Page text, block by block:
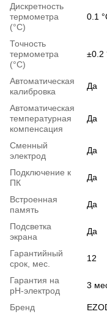
Дискретность
термометра
(°C)
0.1
Точность
термометра
(°C)
±0.2
Автоматическая
калибровка
Да
Автоматическая
температурная
компенсация
Да
Сменный
электрод
Да
Подключение к
ПК
Да
Встроенная
память
Да
Подсветка
экрана
Да
Гарантийный
срок, мес.
12
Гарантия на
pH-электрод
3
Бренд